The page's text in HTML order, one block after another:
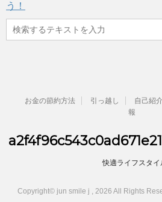
う！
お金の節約方法 引っ越し 自己紹
報
快適ライフスタイ
Copyright© jun smile j , 2026 All Rights